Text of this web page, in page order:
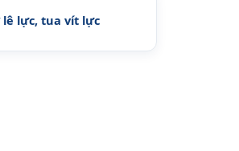
lê lực, tua vít lực